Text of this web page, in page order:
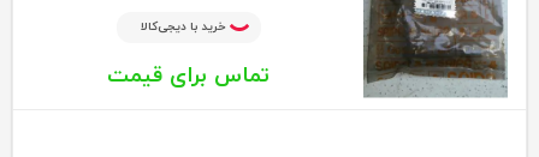
خرید با دیجی‌کالا
تماس برای قیمت